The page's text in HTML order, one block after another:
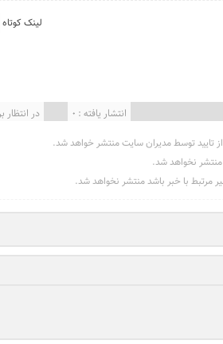
لینک کوتاه
در انتظار انتشار یافته : 0
تایید توسط مدیران سایت منتشر خواهد شد.
منتشر نخواهد شد.
مرتبط با خبر باشد منتشر نخواهد شد.